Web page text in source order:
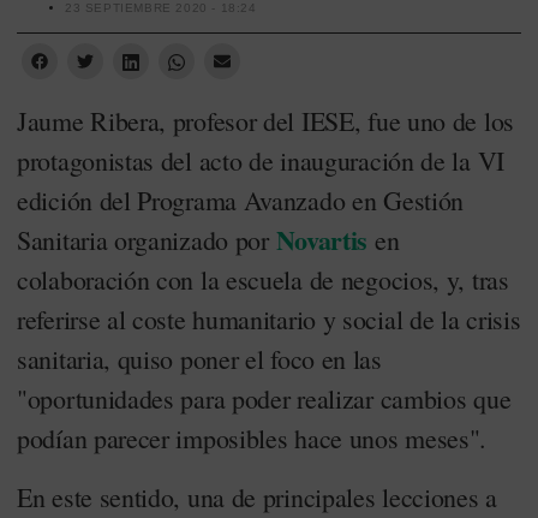
23 SEPTIEMBRE 2020 - 18:24
Jaume Ribera, profesor del IESE, fue uno de los
protagonistas del acto de inauguración de la VI
edición del Programa Avanzado en Gestión
Sanitaria organizado por Novartis en
colaboración con la escuela de negocios, y, tras
referirse al coste humanitario y social de la crisis
sanitaria, quiso poner el foco en las
"oportunidades para poder realizar cambios que
podían parecer imposibles hace unos meses".
En este sentido, una de principales lecciones a